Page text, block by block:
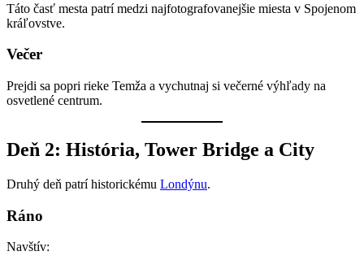
Táto časť mesta patrí medzi najfotografovanejšie miesta v Spojenom
kráľovstve.
Večer
Prejdi sa popri rieke Temža a vychutnaj si večerné výhľady na
osvetlené centrum.
Deň 2: História, Tower Bridge a City
Druhý deň patrí historickému Londýnu.
Ráno
Navštív: